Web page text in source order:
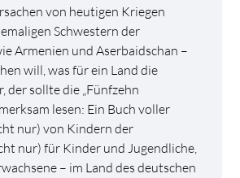
von heutigen Kriegen
Schwestern der
Armenien und Aserbaidschan –
will, was für ein Land die
der sollte die „Fünfzehn
lesen: Ein Buch voller
nur) von Kindern der
nur) für Kinder und Jugendliche,
– im Land des deutschen